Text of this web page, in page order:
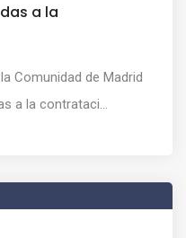
a la
Comunidad de Madrid
a la contrataci...